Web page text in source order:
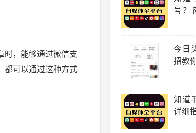
时，能够通过微信支
都可以通过这种方式
号？
今日
招教
知道
详细